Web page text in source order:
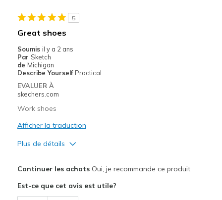
5
Great shoes
Soumis il y a 2 ans
Par Sketch
de Michigan
Describe Yourself Practical
EVALUER À
skechers.com
Work shoes
Afficher la traduction
Plus de détails
Comfortable
Continuer les achatsOui, je recommande ce produit
Est-ce que cet avis est utile?